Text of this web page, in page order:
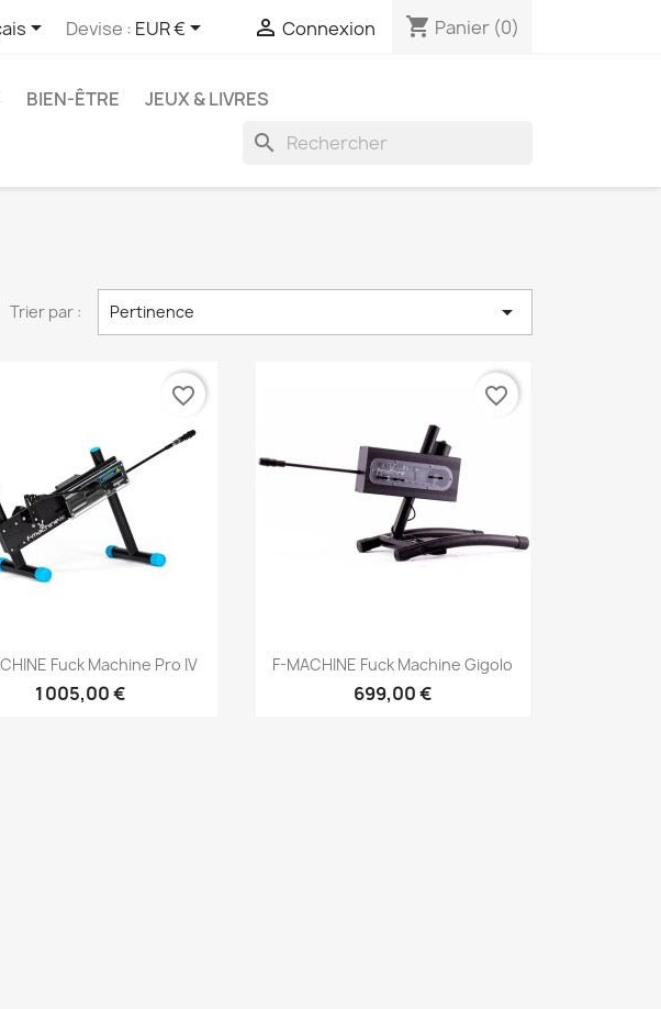
 Devise : EUR €  Connexion shopping_cart Panier (0)
BIEN-ÊTRE JEUX & LIVRES
search
Trier par : Pertinence 
Aperçu rapide
Fuck Machine Pro IV
1 005,00 €
favorite_border
Aperçu rapide
F-MACHINE Fuck Machine Gigolo
699,00 €
favorite_border